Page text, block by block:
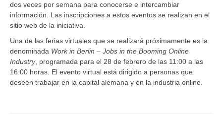
dos veces por semana para conocerse e intercambiar
información. Las inscripciones a estos eventos se realizan en el
sitio web de la iniciativa.
Una de las ferias virtuales que se realizará próximamente es la
denominada Work in Berlin – Jobs in the Booming Online
Industry, programada para el 28 de febrero de las 11:00 a las
16:00 horas. El evento virtual está dirigido a personas que
deseen trabajar en la capital alemana y en la industria online.